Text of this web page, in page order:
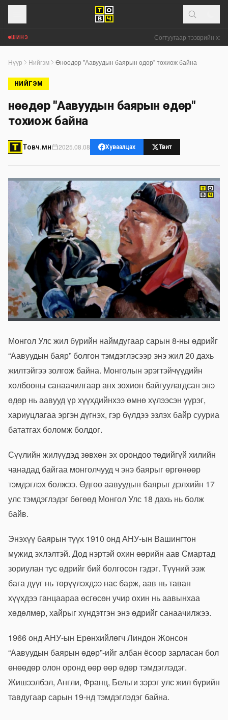
ШИНЭ Согтуугаар тээврийн
Нүүр Нийгэм Өнөөдөр "Аавуудын баярын өдөр" тохиож байна
НИЙГЭМ
Өнөөдөр "Аавуудын баярын өдөр"
тохиож байна
Товч.мн 2025.08.08 Хуваалцах Твит
Монгол Улс жил бүрийн наймдугаар сарын 8-ны өдрийг
“Аавуудын баяр” болгон тэмдэглэсээр энэ жил 20 дахь
жилтэйгээ золгож байна. Монголын эрэгтэйчүүдийн
холбооны санаачилгаар анх зохион байгуулагдсан энэ
өдөр нь аавууд үр хүүхдийнхээ өмнө хүлээсэн үүрэг,
хариуцлагаа эргэн дүгнэх, гэр бүлдээ эзлэх байр сууриа
бататгах боломж болдог.
Сүүлийн жилүүдэд зөвхөн эх орондоо төдийгүй хилийн
чанадад байгаа монголчууд ч энэ баярыг өргөнөөр
тэмдэглэх болжээ. Өдгөө аавуудын баярыг дэлхийн 17
улс тэмдэглэдэг бөгөөд Монгол Улс 18 дахь нь болж
байв.
Энэхүү баярын түүх 1910 онд АНУ-ын Вашингтон
мужид эхлэлтэй. Дод нэртэй охин өөрийн аав Смартад
зориулан тус өдрийг бий болгосон гэдэг. Түүний ээж
бага дүүг нь төрүүлэхдээ нас барж, аав нь таван
хүүхдээ ганцаараа өсгөсөн учир охин нь аавынхаа
хөдөлмөр, хайрыг хүндэтгэн энэ өдрийг санаачилжээ.
1966 онд АНУ-ын Ерөнхийлөгч Линдон Жонсон
“Аавуудын баярын өдөр”-ийг албан ёсоор зарласан бол
өнөөдөр олон оронд өөр өөр өдөр тэмдэглэдэг.
Жишээлбэл, Англи, Франц, Бельги зэрэг улс жил бүрийн
тавдугаар сарын 19-нд тэмдэглэдэг байна.